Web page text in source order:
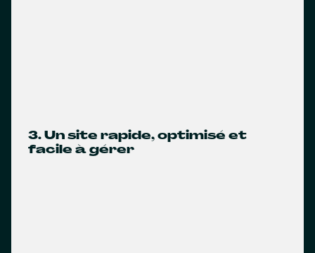
3. Un site rapide, optimisé et
facile à gérer